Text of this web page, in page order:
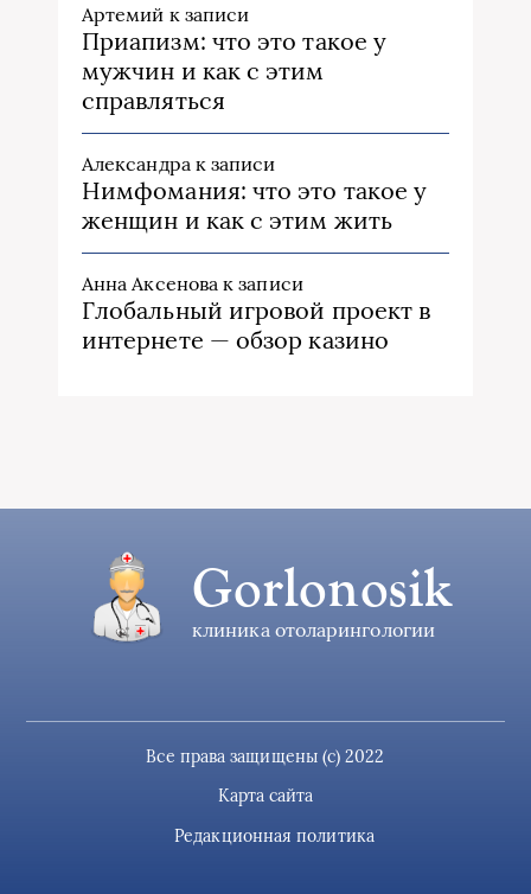
Артемий к записи
Приапизм: что это такое у
мужчин и как с этим
справляться
Александра к записи
Нимфомания: что это такое у
женщин и как с этим жить
Анна Аксенова к записи
Глобальный игровой проект в
интернете — обзор казино
Gorlonosik
клиника отоларингологии
Все права защищены (c) 2022
Карта сайта
Редакционная политика